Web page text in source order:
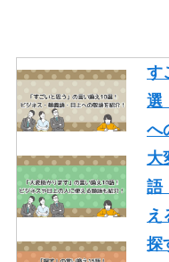
す
選
へ
大
語
え
探